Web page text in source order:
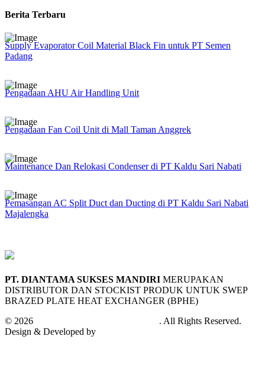
Berita Terbaru
Supply Evaporator Coil Material Black Fin untuk PT Semen
Padang
Pengadaan AHU Air Handling Unit
Pengadaan Fan Coil Unit di Mall Taman Anggrek
Maintenance Dan Relokasi Condenser di PT Kaldu Sari Nabati
Pemasangan AC Split Duct dan Ducting di PT Kaldu Sari Nabati
Majalengka
PT. DIANTAMA SUKSES MANDIRI MERUPAKAN
DISTRIBUTOR DAN STOCKIST PRODUK UNTUK SWEP
BRAZED PLATE HEAT EXCHANGER (BPHE)
© 2026
. All Rights Reserved.
Design & Developed by